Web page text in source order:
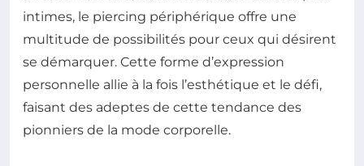
intimes, le piercing périphérique offre une
multitude de possibilités pour ceux qui désirent
se démarquer. Cette forme d’expression
personnelle allie à la fois l’esthétique et le défi,
faisant des adeptes de cette tendance des
pionniers de la mode corporelle.